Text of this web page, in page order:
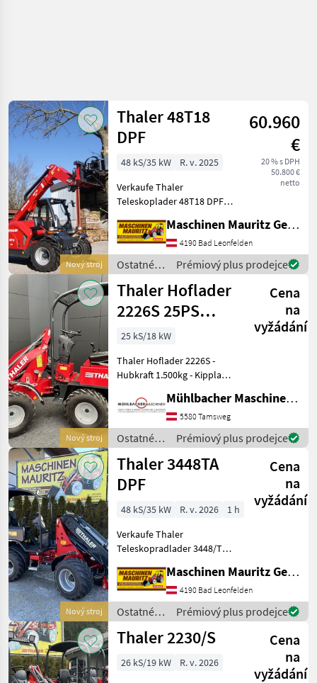
Nový stroj
Thaler 48T18
DPF
60.960
€
20 % s DPH
50.800 €
netto
48 kS/35 kW
R. v. 2025
Verkaufe Thaler
Teleskoplader 48T18 DPF
mm Hubkraft von 2, 5 to
besonders wendig durch
die 4 Rad-Lenkung (gegen
Aufpreis auch mit Vord
Maschinen Mauritz GesmbH
4190 Bad Leonfelden
Ostatné
poľnohospodárske
silové
stroje /
Thaler
Prémiový plus prodejce
Nový stroj
Thaler Hoflader
2226S 25PS
1.500kg
Hubkraft
Cena
na
vyžádání
25 kS/18 kW
Thaler Hoflader 2226S -
Hubkraft 1.500kg - Kipplast
1.100kg - Kipplast Schaufel
Maschine geknickt 45°
900kg - 3-Zylinder Yanmar
Diese
Mühlbacher Maschinen GmbH
5580 Tamsweg
Ostatné
poľnohospodárske
silové
stroje /
Thaler
Prémiový plus prodejce
Nový stroj
Thaler 3448TA
DPF
Cena
na
vyžádání
48 kS/35 kW R. v. 2026
1 h
Verkaufe Thaler
Teleskopradlader 3448/TA
4050 mm Hubkraft von
2500 kg enorme
Standsicherheit durch eine
Pendelachse hinten starkes
Maschinen Mauritz GesmbH
4190 Bad Leonfelden
Ostatné
poľnohospodárske
silové
Thaler
Prémiový plus prodejce
Thaler 2230/S
Cena
na
vyžádání
26 kS/19 kW R. v. 2026